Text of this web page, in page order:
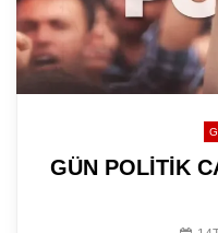
GÜN POLİTİK